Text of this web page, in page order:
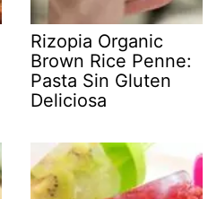
Rizopia Organic
Brown Rice Penne:
Pasta Sin Gluten
Deliciosa